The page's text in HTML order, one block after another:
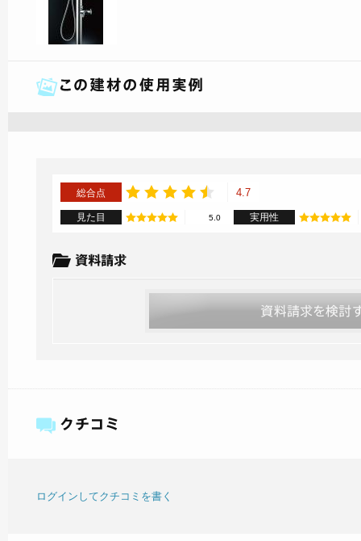
総合点 4.7
見た目 5.0 実用性
ログインしてクチコミを書く